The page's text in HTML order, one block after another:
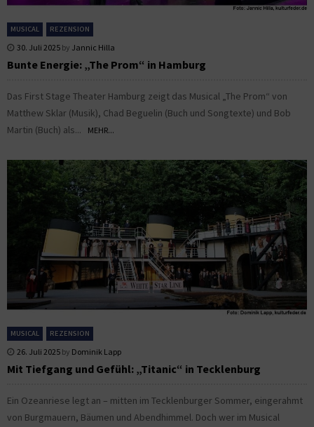
MUSICAL REZENSION
30. Juli 2025 by Jannic Hilla
Bunte Energie: „The Prom“ in Hamburg
Das First Stage Theater Hamburg zeigt das Musical „The Prom“ von
Matthew Sklar (Musik), Chad Beguelin (Buch und Songtexte) und Bob
Martin (Buch) als...
MEHR...
MUSICAL REZENSION
26. Juli 2025 by Dominik Lapp
Mit Tiefgang und Gefühl: „Titanic“ in Tecklenburg
Ein Ozeanriese legt an – mitten im Tecklenburger Sommer, eingerahmt
von Burgmauern, Bäumen und Abendhimmel. Doch wer im Musical